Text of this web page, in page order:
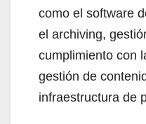
como el software
el archiving,
cumplimiento con
gestión de
infraestructura de